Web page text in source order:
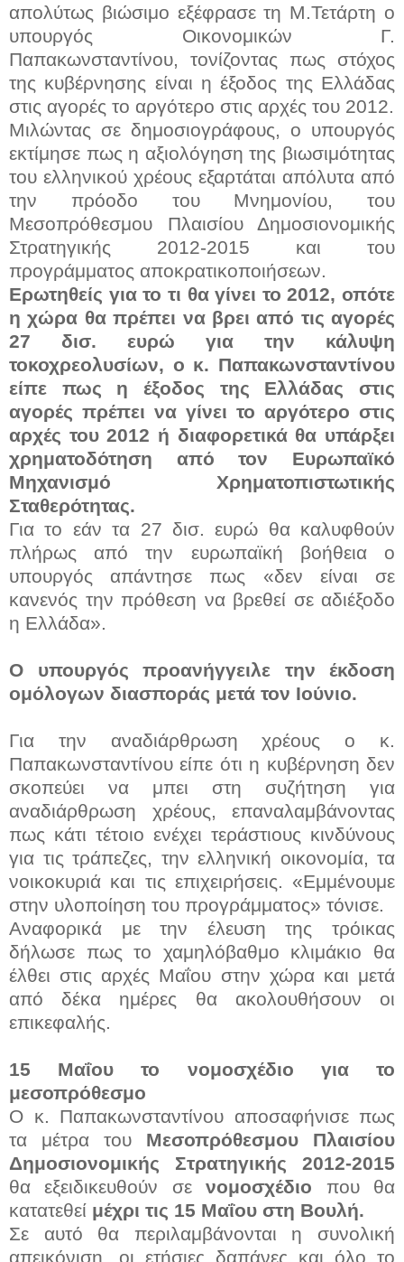
απολύτως βιώσιμο εξέφρασε τη Μ.Τετάρτη ο
υπουργός Οικονομικών Γ.
Παπακωνσταντίνου, τονίζοντας πως στόχος
της κυβέρνησης είναι η έξοδος της Ελλάδας
στις αγορές το αργότερο στις αρχές του 2012.
Μιλώντας σε δημοσιογράφους, ο υπουργός
εκτίμησε πως η αξιολόγηση της βιωσιμότητας
του ελληνικού χρέους εξαρτάται απόλυτα από
την πρόοδο του Μνημονίου, του
Μεσοπρόθεσμου Πλαισίου Δημοσιονομικής
Στρατηγικής 2012-2015 και του
προγράμματος αποκρατικοποιήσεων.
Ερωτηθείς για το τι θα γίνει το 2012, οπότε
η χώρα θα πρέπει να βρει από τις αγορές
27 δισ. ευρώ για την κάλυψη
τοκοχρεολυσίων, ο κ. Παπακωνσταντίνου
είπε πως η έξοδος της Ελλάδας στις
αγορές πρέπει να γίνει το αργότερο στις
αρχές του 2012 ή διαφορετικά θα υπάρξει
χρηματοδότηση από τον Ευρωπαϊκό
Μηχανισμό Χρηματοπιστωτικής
Σταθερότητας.
Για το εάν τα 27 δισ. ευρώ θα καλυφθούν
πλήρως από την ευρωπαϊκή βοήθεια ο
υπουργός απάντησε πως «δεν είναι σε
κανενός την πρόθεση να βρεθεί σε αδιέξοδο
η Ελλάδα».
Ο υπουργός προανήγγειλε την έκδοση
ομόλογων διασποράς μετά τον Ιούνιο.
Για την αναδιάρθρωση χρέους ο κ.
Παπακωνσταντίνου είπε ότι η κυβέρνηση δεν
σκοπεύει να μπει στη συζήτηση για
αναδιάρθρωση χρέους, επαναλαμβάνοντας
πως κάτι τέτοιο ενέχει τεράστιους κινδύνους
για τις τράπεζες, την ελληνική οικονομία, τα
νοικοκυριά και τις επιχειρήσεις. «Εμμένουμε
στην υλοποίηση του προγράμματος» τόνισε.
Αναφορικά με την έλευση της τρόικας
δήλωσε πως το χαμηλόβαθμο κλιμάκιο θα
έλθει στις αρχές Μαΐου στην χώρα και μετά
από δέκα ημέρες θα ακολουθήσουν οι
επικεφαλής.
15 Μαΐου το νομοσχέδιο για το
μεσοπρόθεσμο
Ο κ. Παπακωνσταντίνου αποσαφήνισε πως
τα μέτρα του Μεσοπρόθεσμου Πλαισίου
Δημοσιονομικής Στρατηγικής 2012-2015
θα εξειδικευθούν σενομοσχέδιο που θα
κατατεθεί μέχρι τις 15 Μαΐου στη Βουλή.
Σε αυτό θα περιλαμβάνονται η συνολική
απεικόνιση, οι ετήσιες δαπάνες και όλο το